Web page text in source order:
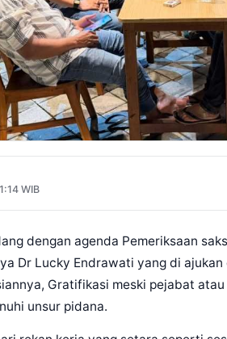
WIB
dengan agenda Pemeriksaan
Dr Lucky Endrawati yang di
Gratifikasi meski pejabat
unsur pidana.